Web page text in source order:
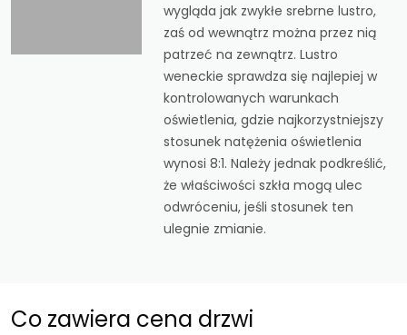
wygląda jak zwykłe srebrne lustro,
zaś od wewnątrz można przez nią
patrzeć na zewnątrz. Lustro
weneckie sprawdza się najlepiej w
kontrolowanych warunkach
oświetlenia, gdzie najkorzystniejszy
stosunek natężenia oświetlenia
wynosi 8:1. Należy jednak podkreślić,
że właściwości szkła mogą ulec
odwróceniu, jeśli stosunek ten
ulegnie zmianie.
Co zawiera cena drzwi